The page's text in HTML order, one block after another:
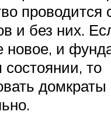
и без них.
новое, и
то
домкраты